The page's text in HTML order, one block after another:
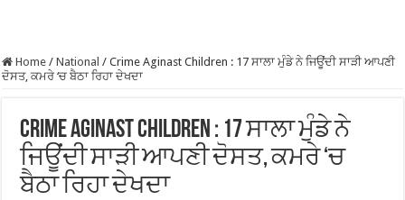
Home / National / Crime Aginast Children : 17 ਸਾਲਾ ਮੁੰਡੇ ਨੇ ਜਿਊਂਦੀ ਸਾੜੀ ਆਪਣੀ
ਦੋਸਤ, ਕਮਰੇ ‘ਚ ਬੈਠਾ ਰਿਹਾ ਦੇਖਦਾ
Crime Aginast Children : 17 ਸਾਲਾ ਮੁੰਡੇ ਨੇ
ਜਿਊਂਦੀ ਸਾੜੀ ਆਪਣੀ ਦੋਸਤ, ਕਮਰੇ ‘ਚ
ਬੈਠਾ ਰਿਹਾ ਦੇਖਦਾ